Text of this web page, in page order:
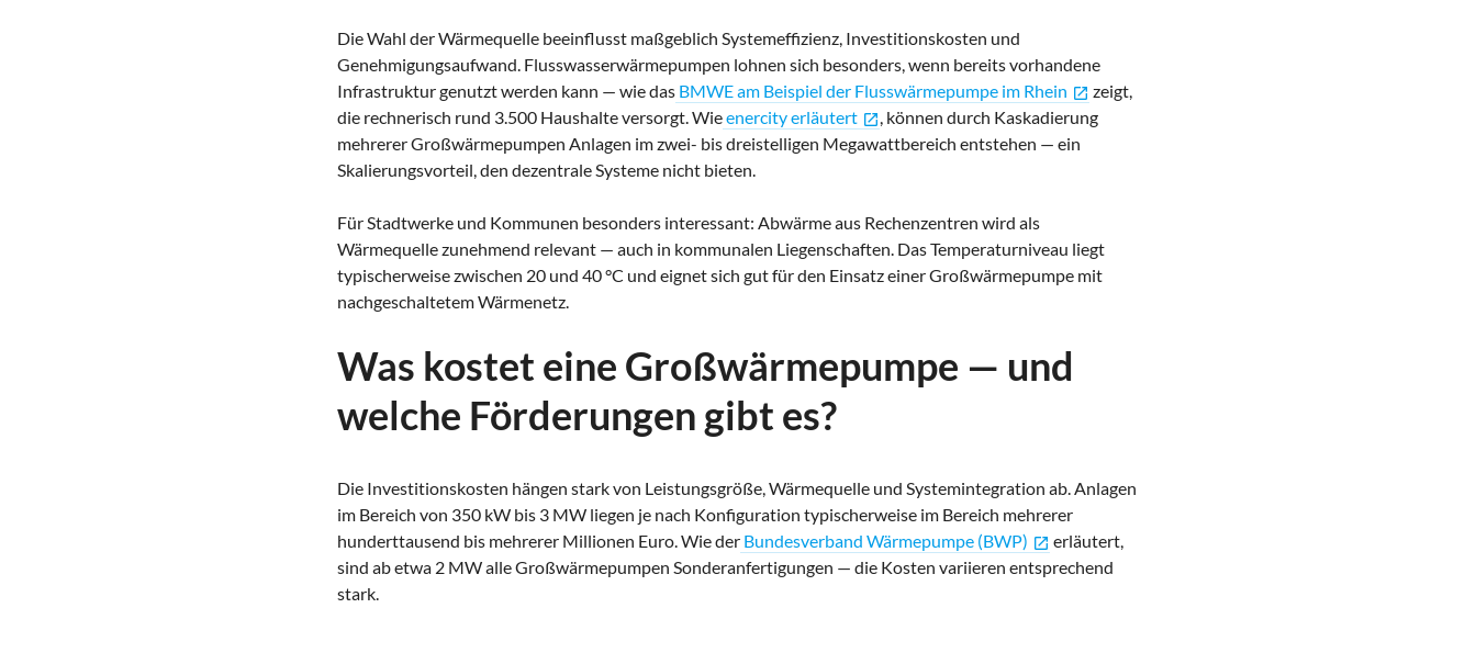
Die Wahl der Wärmequelle beeinflusst maßgeblich Systemeffizienz, Investitionskosten und
Genehmigungsaufwand. Flusswasserwärmepumpen lohnen sich besonders, wenn bereits vorhandene
Infrastruktur genutzt werden kann — wie das BMWE am Beispiel der Flusswärmepumpe im Rhein open_in_new zeigt,
die rechnerisch rund 3.500 Haushalte versorgt. Wieenercity erläutert open_in_new, können durch Kaskadierung
mehrerer Großwärmepumpen Anlagen im zwei- bis dreistelligen Megawattbereich entstehen — ein
Skalierungsvorteil, den dezentrale Systeme nicht bieten.
Für Stadtwerke und Kommunen besonders interessant: Abwärme aus Rechenzentren wird als
Wärmequelle zunehmend relevant — auch in kommunalen Liegenschaften. Das Temperaturniveau liegt
typischerweise zwischen 20 und 40 °C und eignet sich gut für den Einsatz einer Großwärmepumpe mit
nachgeschaltetem Wärmenetz.
Was kostet eine Großwärmepumpe — und
welche Förderungen gibt es?
Die Investitionskosten hängen stark von Leistungsgröße, Wärmequelle und Systemintegration ab. Anlagen
im Bereich von 350 kW bis 3 MW liegen je nach Konfiguration typischerweise im Bereich mehrerer
hunderttausend bis mehrerer Millionen Euro. Wie der Bundesverband Wärmepumpe (BWP) open_in_new erläutert,
sind ab etwa 2 MW alle Großwärmepumpen Sonderanfertigungen — die Kosten variieren entsprechend
stark.